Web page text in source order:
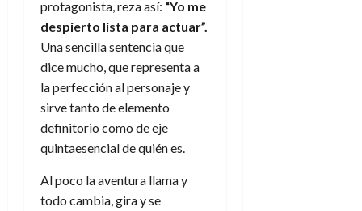
protagonista, reza así: “Yo me
despierto lista para actuar”.
Una sencilla sentencia que
dice mucho, que representa a
la perfección al personaje y
sirve tanto de elemento
definitorio como de eje
quintaesencial de quién es.
Al poco la aventura llama y
todo cambia, gira y se